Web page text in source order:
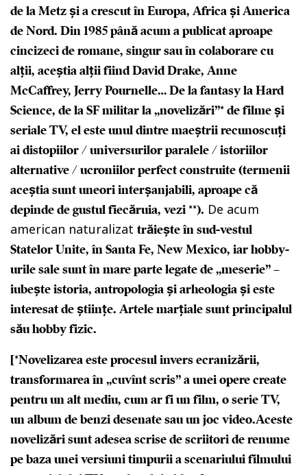
de la Metz și a crescut în Europa, Africa și America
de Nord. Din 1985 până acum a publicat aproape
cincizeci de romane, singur sau în colaborare cu
alții, aceștia alții fiind David Drake, Anne
McCaffrey, Jerry Pournelle… De lafantasylaHard
Science, de la SF militar la „novelizări”* de filme și
seriale TV, el este unul dintre maeștrii recunoscuți
ai distopiilor / universurilor paralele / istoriilor
alternative / ucroniilor perfect construite (termenii
aceștia sunt uneori interșanjabili, aproape că
depinde de gustul fiecăruia, vezi **). De acum
american naturalizattrăiește în sud-vestul
Statelor Unite, în Santa Fe,New Mexico, iar hobby-
urile sale sunt în mare parte legate de „meserie” –
iubește istoria, antropologia și arheologia și este
interesat de științe. Artele marțiale sunt principalul
său hobby fizic.
[*Novelizarea este procesul invers ecranizării,
transformarea în „cuvînt scris” a unei opere create
pentru un alt mediu, cum ar fi un film, o serie TV,
un album de benzi desenate sau un joc video.Aceste
novelizări sunt adesea scrise de scriitori de renume
pe baza unei versiuni timpurii a scenariului filmului